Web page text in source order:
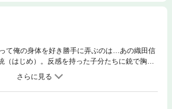
て俺の身体を好き勝手に弄ぶのは…あの織田信
（はじめ）。反感を持った子分たちに銃で胸を
ば、目の前に広がるは戦国時代!!天下の織田信
お前は今日から森蘭丸だ！」と訳の分からない
に手を縛られて乳首を吸われ、誰も受け入れた
されて…悔しいのに声が止まらない…！この俺